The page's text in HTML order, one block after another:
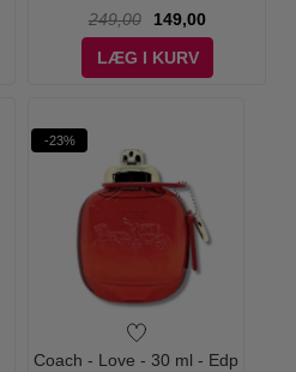
249,00
149,00
LÆG I KURV
-23%
Coach - Love - 30 ml - Edp